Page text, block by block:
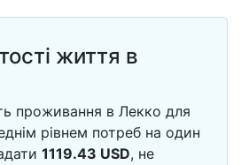
життя в
проживання в Лекко для
рівнем потреб на один
1119.43 USD, не